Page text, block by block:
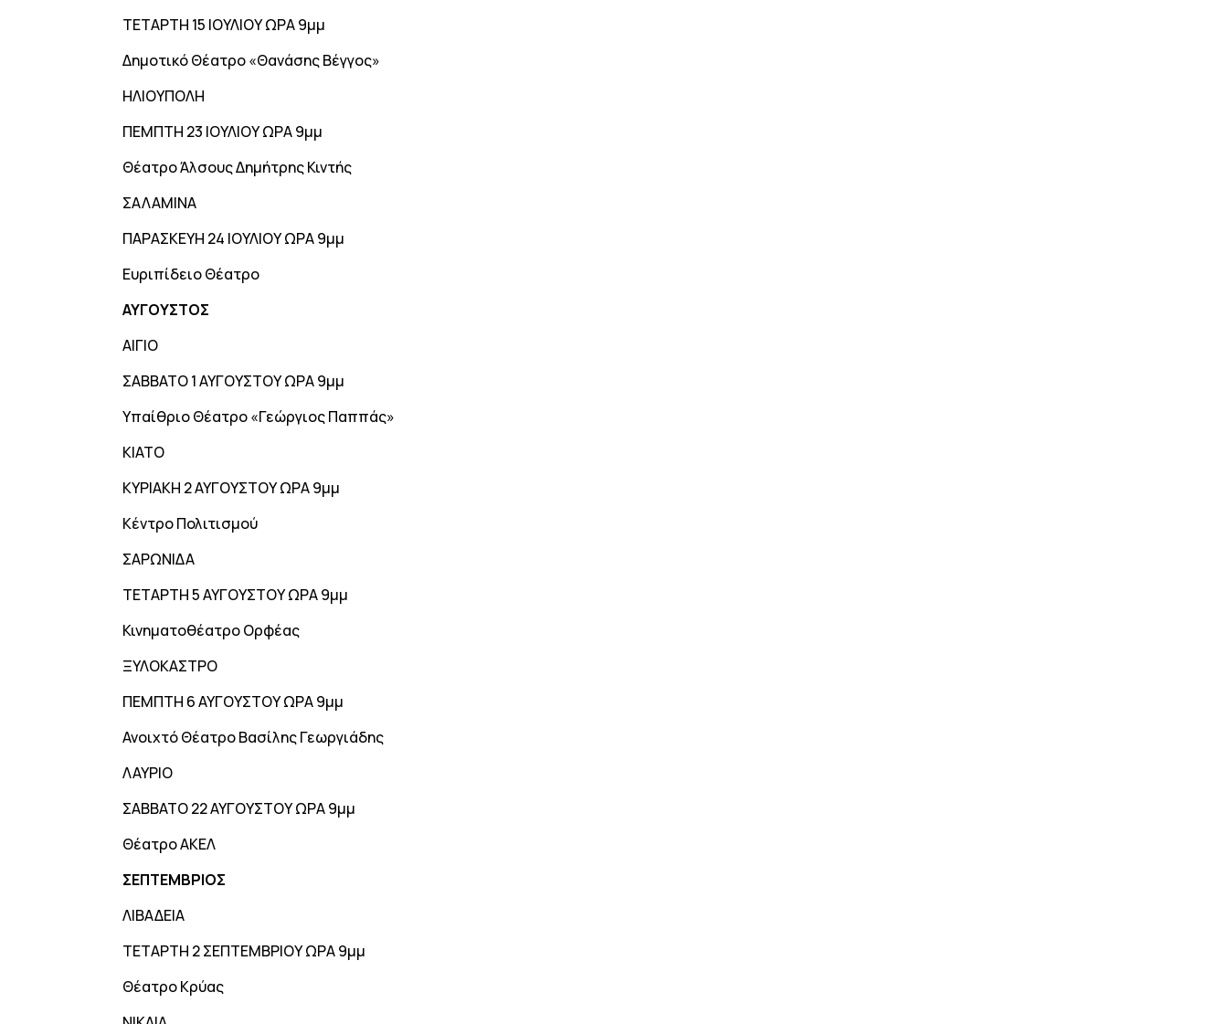
ΤΕΤΑΡΤΗ 15 ΙΟΥΛΙΟΥ ΩΡΑ 9μμ
Δημοτικό Θέατρο «Θανάσης Βέγγος»
ΗΛΙΟΥΠΟΛΗ
ΠΕΜΠΤΗ 23 ΙΟΥΛΙΟΥ ΩΡΑ 9μμ
Θέατρο Άλσους Δημήτρης Κιντής
ΣΑΛΑΜΙΝΑ
ΠΑΡΑΣΚΕΥΗ 24 ΙΟΥΛΙΟΥ ΩΡΑ 9μμ
Ευριπίδειο Θέατρο
ΑΥΓΟΥΣΤΟΣ
ΑΙΓΙΟ
ΣΑΒΒΑΤΟ 1 ΑΥΓΟΥΣΤΟΥ ΩΡΑ 9μμ
Υπαίθριο Θέατρο «Γεώργιος Παππάς»
ΚΙΑΤΟ
ΚΥΡΙΑΚΗ 2 ΑΥΓΟΥΣΤΟΥ ΩΡΑ 9μμ
Κέντρο Πολιτισμού
ΣΑΡΩΝΙΔΑ
ΤΕΤΑΡΤΗ 5 ΑΥΓΟΥΣΤΟΥ ΩΡΑ 9μμ
Κινηματοθέατρο Ορφέας
ΞΥΛΟΚΑΣΤΡΟ
ΠΕΜΠΤΗ 6 ΑΥΓΟΥΣΤΟΥ ΩΡΑ 9μμ
Ανοιχτό Θέατρο Βασίλης Γεωργιάδης
ΛΑΥΡΙΟ
ΣΑΒΒΑΤΟ 22 ΑΥΓΟΥΣΤΟΥ ΩΡΑ 9μμ
Θέατρο ΑΚΕΛ
ΣΕΠΤΕΜΒΡΙΟΣ
ΛΙΒΑΔΕΙΑ
ΤΕΤΑΡΤΗ 2 ΣΕΠΤΕΜΒΡΙΟΥ ΩΡΑ 9μμ
Θέατρο Κρύας